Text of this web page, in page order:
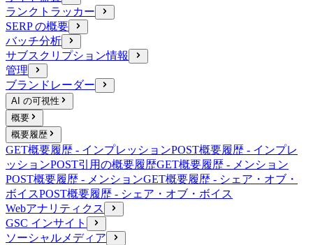
ランクトラッカー
SERP の概要
バッチ分析
サブスクリプション情報
管理
ブランドレーダー
AI の可視性
概要
概要履歴
GET概要履歴 - インプレッションPOST概要履歴 - インプレ
ッションPOST引用の概要履歴GET概要履歴 - メンション
POST概要履歴 - メンションGET概要履歴 - シェア・オブ・
ボイスPOST概要履歴 - シェア・オブ・ボイス
Webアナリティクス
GSC インサイト
ソーシャルメディア